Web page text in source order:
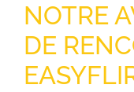
NOTRE
DE